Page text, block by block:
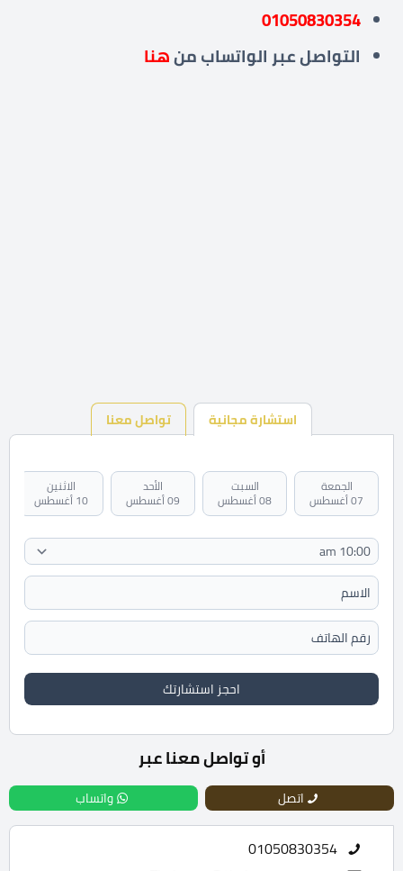
01050830354
التواصل عبرالواتساب منهنا
استشارة مجانية تواصل معنا
الجمعة
07 أغسطس
السبت
08 أغسطس
الأحد
09 أغسطس
الاثنين
10 أغسطس
احجز استشارتك
أو تواصل معنا عبر
اتصل واتساب
01050830354